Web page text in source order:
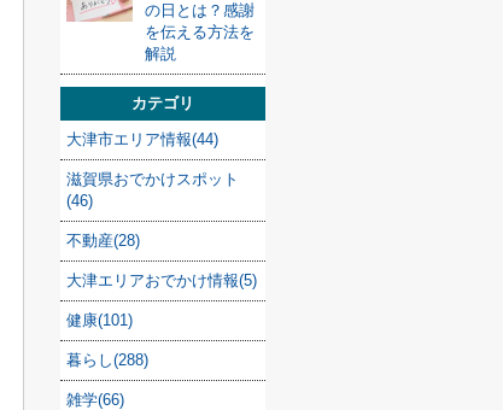
の日とは？感謝
を伝える方法を
解説
カテゴリ
大津市エリア情報(44)
滋賀県おでかけスポット
(46)
不動産(28)
大津エリアおでかけ情報(5)
健康(101)
暮らし(288)
雑学(66)